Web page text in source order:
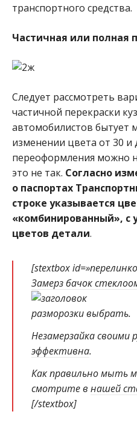
транспортного средства.
Частичная или полная
Следует рассмотреть
частичной перекраски
автомобилистов бытует
изменении цвета от 30 и
переоформления можно
это не так. Согласно
о паспортах
строке указывается
«комбинированный», с
цветов детали.
[stextbox
Замерз бачок
разморозки выбрать.
Незамерзайка своими
эффективна.
Как правильно мыть
смотрите в нашей
[/stextbox]